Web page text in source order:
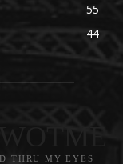
55
44
THRU MY EYES